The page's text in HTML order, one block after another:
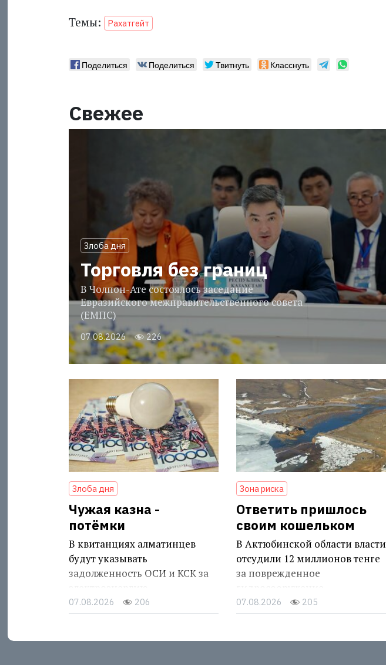
Темы: Рахатгейт
Поделиться Поделиться Твитнуть Класснуть
Свежее
Злоба дня
Торговля без границ
В Чолпон-Ате состоялось заседание
Евразийского межправительственного совета
(ЕМПС)
07.08.2026 226
Злоба дня
Чужая казна -
потёмки
В квитанциях алматинцев
будут указывать
задолженность ОСИ и КСК за
07.08.2026 206
Зона риска
Ответить пришлось
своим кошельком
В Актюбинской области власти
отсудили 12 миллионов тенге
за поврежденное
07.08.2026 205